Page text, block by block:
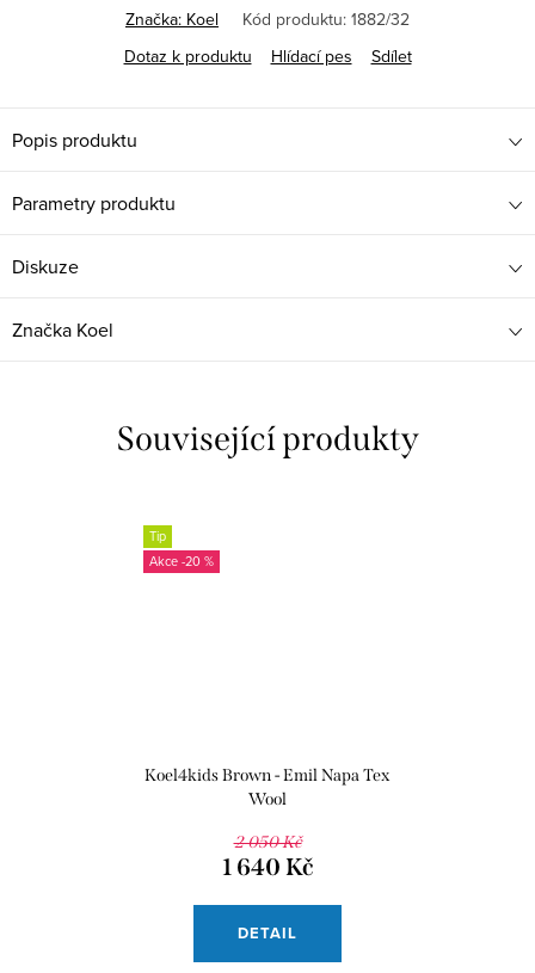
Značka: Koel Kód produktu: 1882/32
Dotaz k produktu
Hlídací pes Sdílet
Popis produktu
Parametry produktu
Diskuze
Značka Koel
Související produkty
Tip
-20 %
Koel4kids Brown - Emil Napa Tex
Wool
2 050 Kč
1 640 Kč
DETAIL